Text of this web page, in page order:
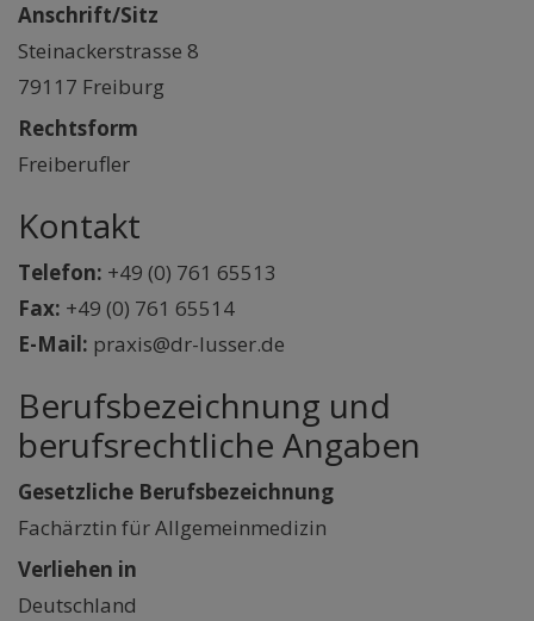
Anschrift/Sitz
Steinackerstrasse 8
79117 Freiburg
Rechtsform
Freiberufler
Kontakt
Telefon: +49 (0) 761 65513
Fax: +49 (0) 761 65514
E-Mail: praxis@dr-lusser.de
Berufsbezeichnung und
berufsrechtliche Angaben
Gesetzliche Berufsbezeichnung
Fachärztin für Allgemeinmedizin
Verliehen in
Deutschland